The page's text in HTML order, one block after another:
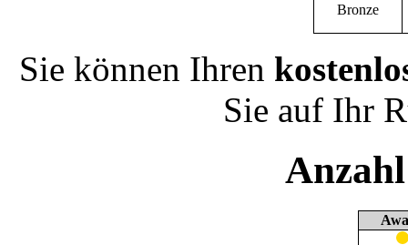
Bronze
Sie können Ihren
Sie auf Ihr